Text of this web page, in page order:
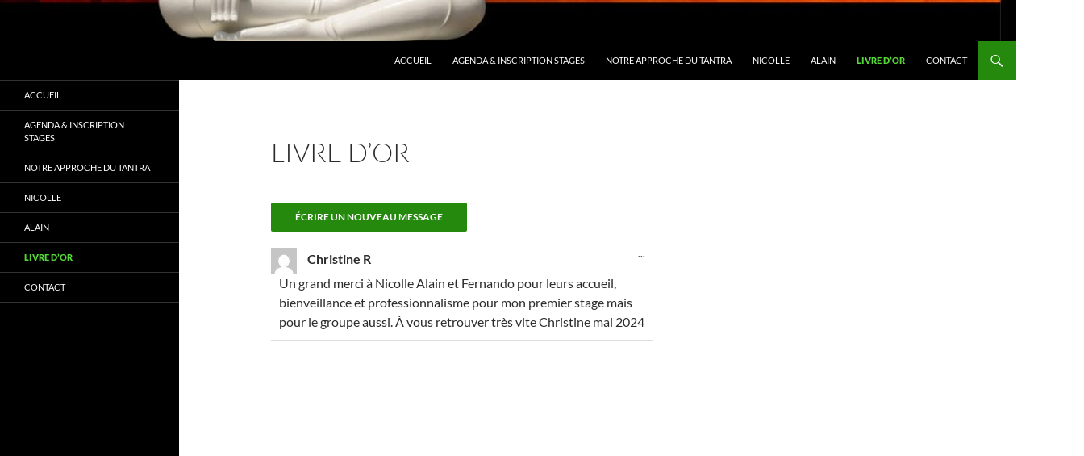
ACCUEIL AGENDA & INSCRIPTION STAGES NOTRE APPROCHE DU TANTRA NICOLLE ALAIN LIVRE D’OR CONTACT
LIVRE D’OR
Christine R
Un grand merci à Nicolle Alain et Fernando pour leurs accueil,
bienveillance et professionnalisme pour mon premier stage mais
pour le groupe aussi. À vous retrouver très vite Christine mai 2024
...
vous connaitre"
ACCUEIL
AGENDA & INSCRIPTION
STAGES
NOTRE APPROCHE DU TANTRA
NICOLLE
ALAIN
LIVRE D’OR
CONTACT